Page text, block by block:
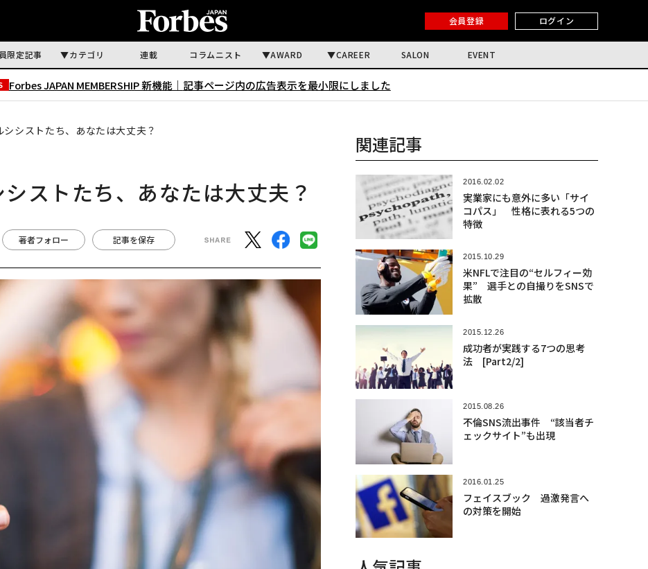
会員登録 ログイン
限定記事 カテゴリ 連載 コラムニスト AWARD CAREER SALON EVENT
Forbes JAPAN MEMBERSHIP 新機能｜ 記事ページ内の広告表示を最小限にしました
シストたち、あなたは大丈夫？
ストたち、あなたは大丈夫？
著者フォロー 記事を保存
関連記事
2016.02.02
実業家にも意外に多い「サイ
コパス」 性格に表れる5つの
特徴
2015.10.29
米NFLで注目の“セルフィー効
果” 選手との自撮りをSNSで
拡散
2015.12.26
成功者が実践する7つの思考
法 [Part2/2]
2015.08.26
不倫SNS流出事件 “該当者チ
ェックサイト”も出現
2016.01.25
フェイスブック 過激発言へ
の対策を開始